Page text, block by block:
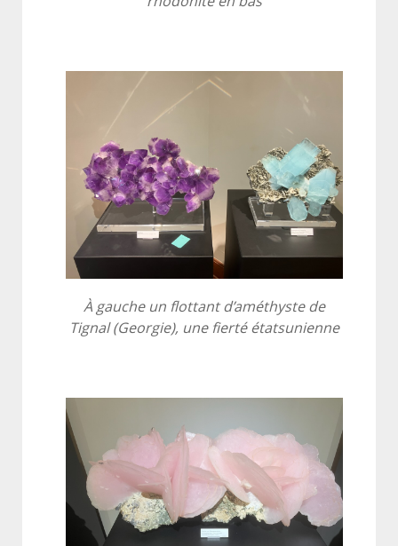
À gauche un flottant d’améthyste de
Tignal (Georgie), une fierté étatsunienne